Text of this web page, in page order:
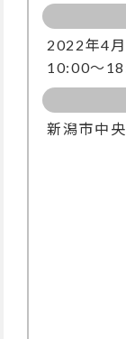
2022年4
10:00～
新潟市中